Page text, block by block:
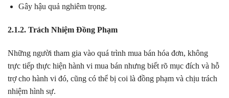
Gây hậu quả nghiêm trọng.
2.1.2. Trách Nhiệm Đồng Phạm
Những người tham gia vào quá trình mua bán hóa đơn, không
trực tiếp thực hiện hành vi mua bán nhưng biết rõ mục đích và hỗ
trợ cho hành vi đó, cũng có thể bị coi là đồng phạm và chịu trách
nhiệm hình sự.